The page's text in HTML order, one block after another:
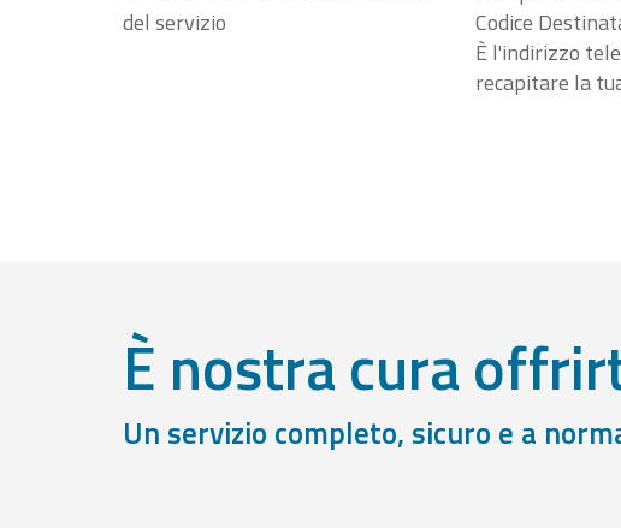
del servizio
Codice
È l'indirizzo
recapitare la
È nostra cura
Un servizio completo, sicuro e a